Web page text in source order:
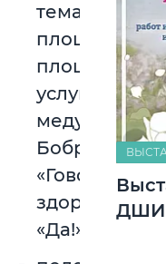
тематических
площадок,
площадки
услуг
Бобруйска
«Говорим
здоровью
«Да!»
ДШИ